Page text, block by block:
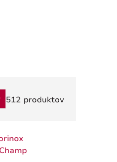
512 produktov